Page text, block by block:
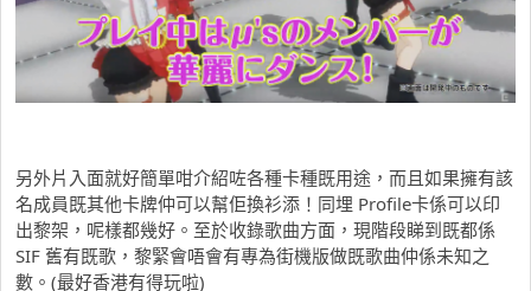
另外片入面就好簡單咁介紹咗各種卡種既用途，而且如果擁有該
名成員既其他卡牌仲可以幫佢換衫添！同埋 Profile卡係可以印
出黎架，呢樣都幾好。至於收錄歌曲方面，現階段睇到既都係
SIF 舊有既歌，黎緊會唔會有專為街機版做既歌曲仲係未知之
數。(最好香港有得玩啦)